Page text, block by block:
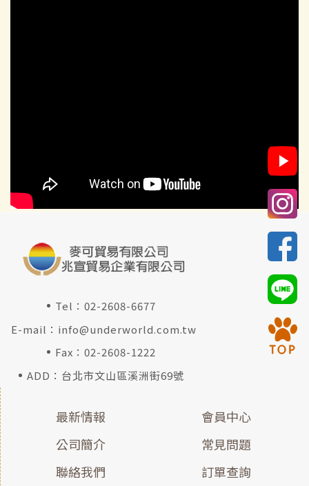
Tel：02-2608-6677
E-mail： info@underworld.com.tw
Fax：02-2608-1222
ADD：台北市文山區溪洲街69號
最新情報
公司簡介
聯絡我們
會員中心
常見問題
訂單查詢